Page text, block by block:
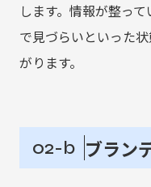
します。情報が整っ
で見づらいといった
がります。
02-b ブラン